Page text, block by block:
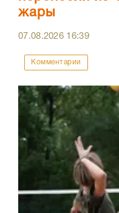
жары
07.08.2026 16:39
Комментарии